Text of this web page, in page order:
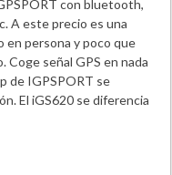
con bluetooth,
A este precio es una
en persona y poco que
Coge señal GPS en nada
de IGPSPORT se
El iGS620 se diferencia